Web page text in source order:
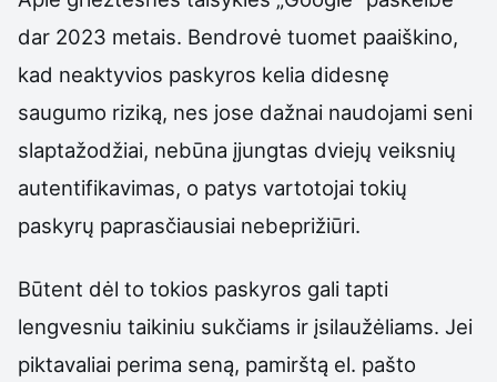
dar 2023 metais. Bendrovė tuomet paaiškino,
kad neaktyvios paskyros kelia didesnę
saugumo riziką, nes jose dažnai naudojami seni
slaptažodžiai, nebūna įjungtas dviejų veiksnių
autentifikavimas, o patys vartotojai tokių
paskyrų paprasčiausiai nebeprižiūri.
Būtent dėl to tokios paskyros gali tapti
lengvesniu taikiniu sukčiams ir įsilaužėliams. Jei
piktavaliai perima seną, pamirštą el. pašto